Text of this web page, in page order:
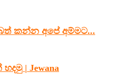
කන්න අපේ අම්මට...
| Jewana